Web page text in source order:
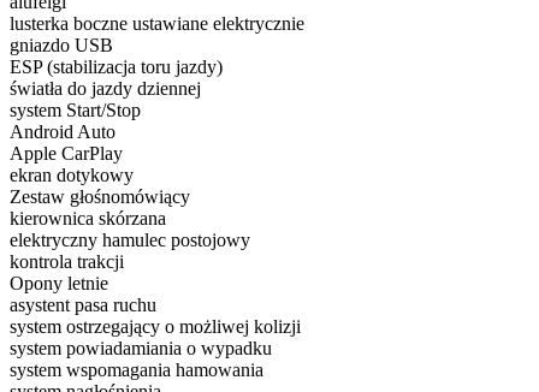
lusterka boczne ustawiane elektrycznie
gniazdo USB
ESP (stabilizacja toru jazdy)
światła do jazdy dziennej
system Start/Stop
Android Auto
Apple CarPlay
ekran dotykowy
Zestaw głośnomówiący
kierownica skórzana
elektryczny hamulec postojowy
kontrola trakcji
Opony letnie
asystent pasa ruchu
system ostrzegający o możliwej kolizji
system powiadamiania o wypadku
system wspomagania hamowania